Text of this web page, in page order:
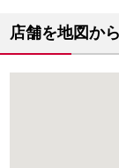
店舗を地図か